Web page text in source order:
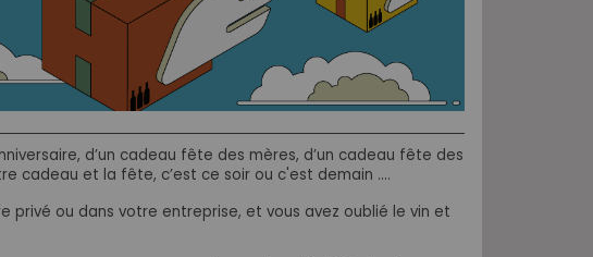
d’un cadeau fête des mères, d’un cadeau fête des
cadeau et la fête, c’est ce soir ou c'est demain ….
privé ou dans votre entreprise, et vous avez oublié le vin et